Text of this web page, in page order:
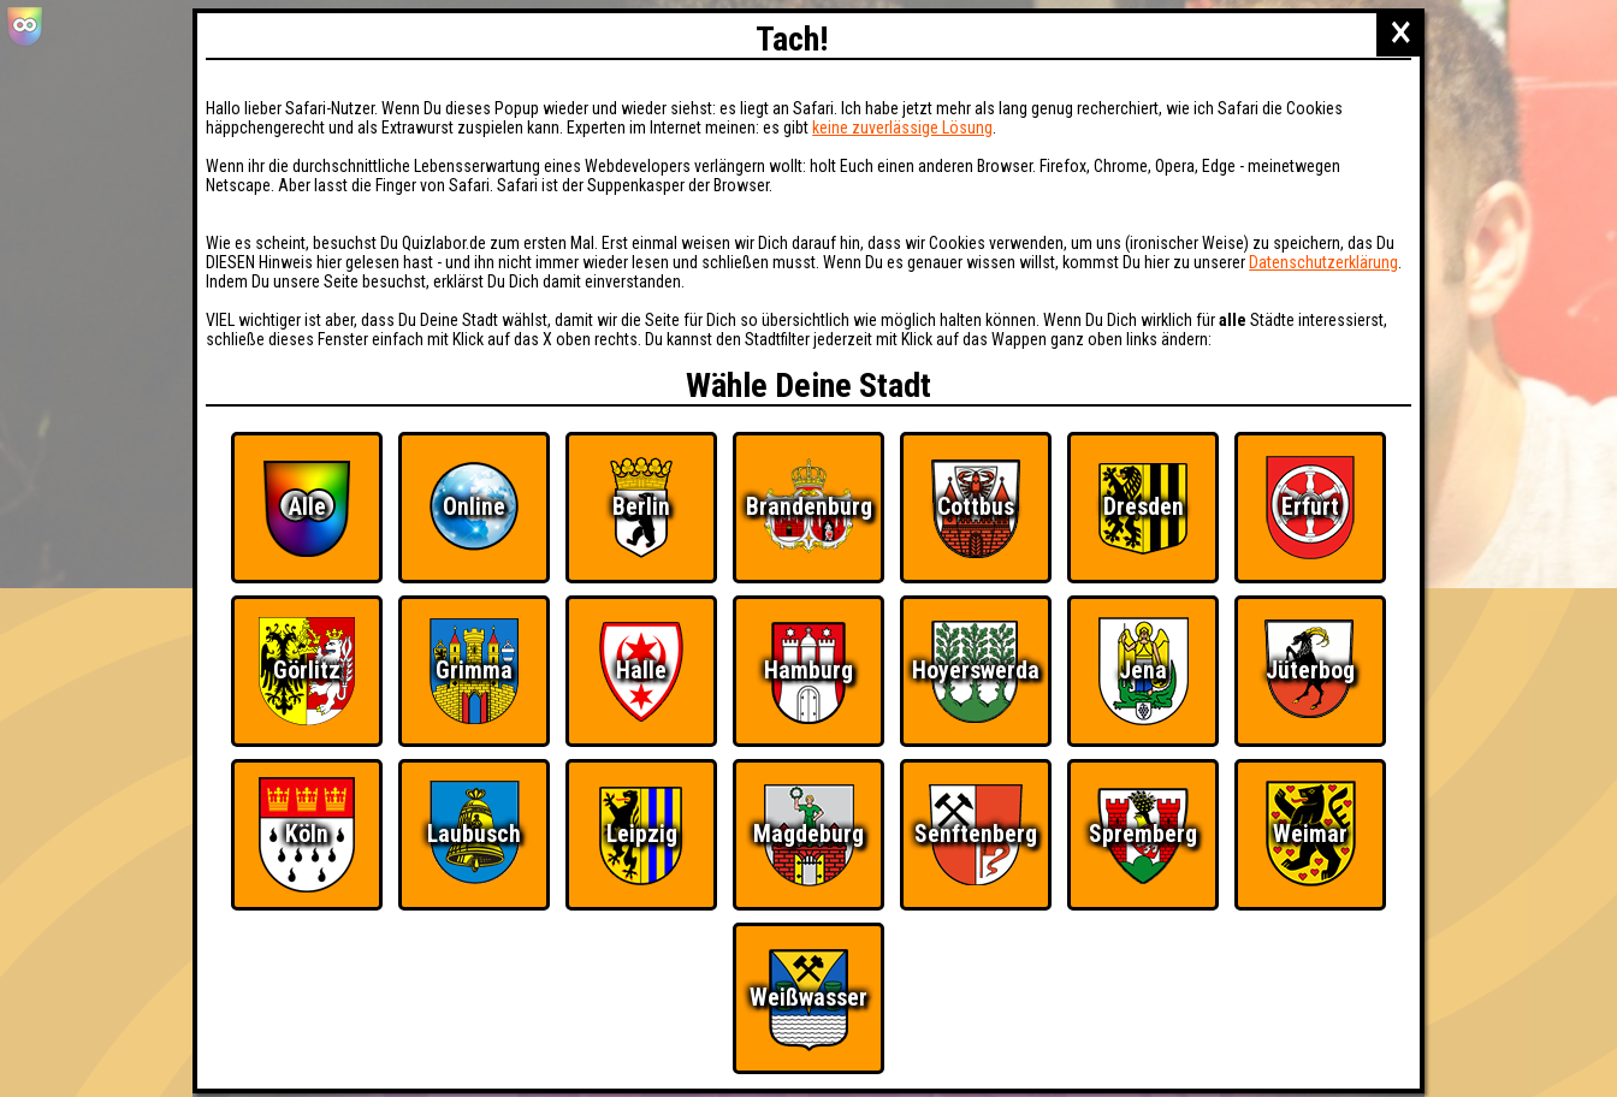
EVENTS HIGHSCORE RESERVIERUNG BUCHEN FAQ ÜBER UNS
Webay
Errungenschaften
Kleiner Hinweis: bei uns sind Teams, die in einem Stechen verlieren, trotzdem auf dem 1. Platz - den haben sie sich schließlich verdient! Entsprechend gibt es
für diese auch Errungenschaften für den 1. Platz.
Wir sind immer bei
Euch!
×
Tach!
Hallo lieber Safari-Nutzer. Wenn Du dieses Popup wieder und wieder siehst: es liegt an Safari. Ich habe jetzt mehr als lang genug recherchiert, wie ich Safari die Cookies
häppchengerecht und als Extrawurst zuspielen kann. Experten im Internet meinen: es gibt keine zuverlässige Lösung
Wenn ihr die durchschnittliche Lebensserwartung eines Webdevelopers verlängern wollt: holt Euch einen anderen Browser. Firefox, Chrome, Opera, Edge - meinetwegen
Netscape. Aber lasst die Finger von Safari. Safari ist der Suppenkasper der Browser.
Wie es scheint, besuchst Du Quizlabor.de zum ersten Mal. Erst einmal weisen wir Dich darauf hin, dass wir Cookies verwenden, um uns (ironischer Weise) zu speichern, das Du
DIESEN Hinweis hier gelesen hast - und ihn nicht immer wieder lesen und schließen musst. Wenn Du es genauer wissen willst, kommst Du hier zu unserer Datenschutzerklärung
Indem Du unsere Seite besuchst, erklärst Du Dich damit einverstanden.
VIEL wichtiger ist aber, dass Du Deine Stadt wählst, damit wir die Seite für Dich so übersichtlich wie möglich halten können. Wenn Du Dich wirklich füralle Städte interessierst,
schließe dieses Fenster einfach mit Klick auf das X oben rechts. Du kannst den Stadtfilter jederzeit mit Klick auf das Wappen ganz oben links ändern:
Wähle Deine Stadt
Alle Online Berlin Brandenburg Cottbus Dresden Erfurt
Görlitz Grimma Halle Hamburg Hoyerswerda Jena Jüterbog
Köln Laubusch Leipzig Magdeburg Senftenberg Spremberg Weimar
Weißwasser